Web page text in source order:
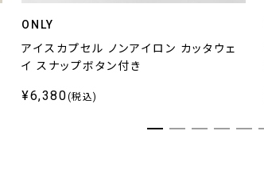
ONLY
アイスカプセル ノンアイロン カッタウェ
イ スナップボタン付き
¥6,380(税込)